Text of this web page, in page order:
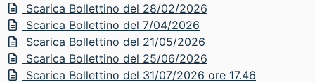
Scarica Bollettino del 28/02/2026
Scarica Bollettino del 7/04/2026
Scarica Bollettino del 21/05/2026
Scarica Bollettino del 25/06/2026
Scarica Bollettino del 31/07/2026 ore 17.46